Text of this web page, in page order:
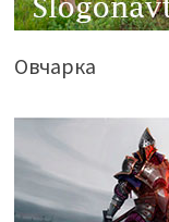
Овчарка